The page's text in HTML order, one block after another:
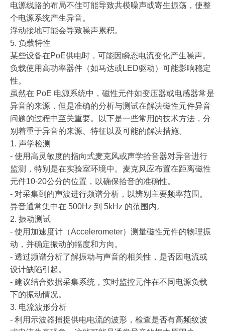
电源线路的布局不佳可能导致共模噪声或寄生振荡，使整
个电源系统产生异音。
浮动接地可能会导致噪声累积。
5. 负载特性
某些设备在PoE供电时，可能因瞬态电流变化产生噪声。
负载使用高功率器件（如马达或LED驱动）可能影响稳定
性。
虽然在 PoE 电源系统中，磁性元件如变压器或电感器常是
异音的来源，但是准确的分析与测试在解决磁性元件异音
问题的过程中至关重要。以下是一些常用的技术方法，分
别着重于异音的来源、特征以及可能的解决措施。
1. 声学检测
- 使用高灵敏度的指向式麦克风或声学拾音器对异音进行
监测，特别是在实验室环境中。麦克风应布置在距离磁性
元件10-20公分的位置，以确保拾音的准确性。
- 对采集到的声波进行频谱分析，以辨别主要频率范围。
异音通常集中在 500Hz 到 5kHz 的范围内。
2. 振动测试
- 使用加速度计（Accelerometer）测量磁性元件的物理振
动，并确定振动的幅度和方向。
- 透过频谱分析了解振动与声音的相关性，是否因电流或
设计缺陷引起。
- 建议结合数据采集系统，实时监控元件在不同电源负载
下的振动情况。
3. 电流波形分析
- 利用示波器捕捉供电电流的波形，检查是否有高频纹波